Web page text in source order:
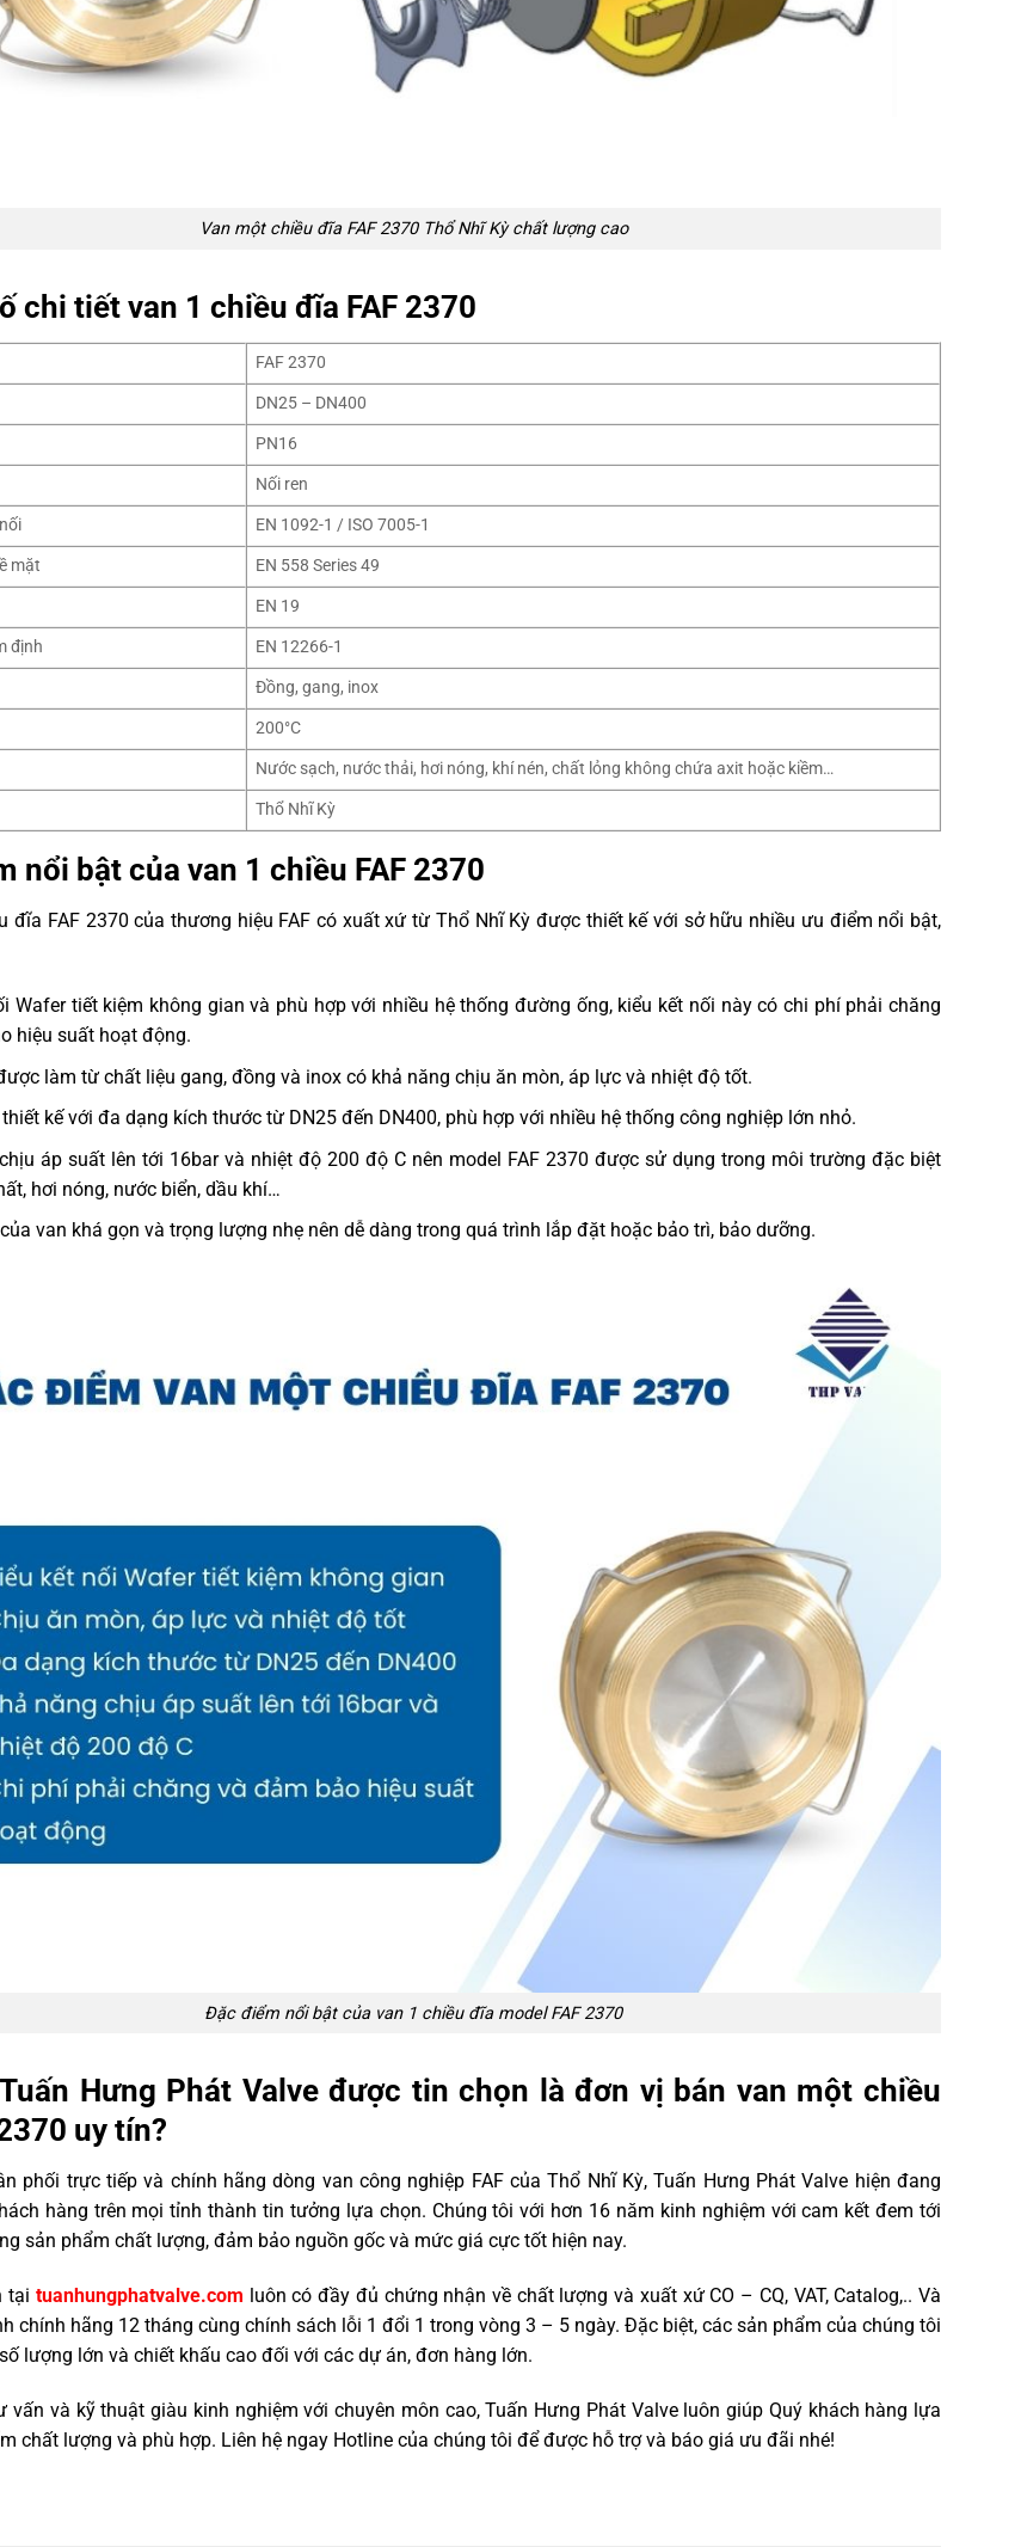
Van một chiều đĩa FAF 2370 Thổ Nhĩ Kỳ chất lượng cao
chi tiết van 1 chiều đĩa FAF 2370
FAF 2370
DN25 – DN400
PN16
Nối ren
EN 1092-1 / ISO 7005-1
mặt
EN 558 Series 49
EN 19
định
EN 12266-1
Đồng, gang, inox
200°C
Nước sạch, nước thải, hơi nóng, khí nén, chất lỏng không chứa axit hoặc kiềm…
Thổ Nhĩ Kỳ
nổi bật của van 1 chiều FAF 2370
đĩa FAF 2370 của thương hiệu FAF có xuất xứ từ Thổ Nhĩ Kỳ được thiết kế với sở hữu nhiều ưu điểm nổi bật,
Wafer tiết kiệm không gian và phù hợp với nhiều hệ thống đường ống, kiểu kết nối này có chi phí phải chăng
hiệu suất hoạt động.
làm từ chất liệu gang, đồng và inox có khả năng chịu ăn mòn, áp lực và nhiệt độ tốt.
kế với đa dạng kích thước từ DN25 đến DN400, phù hợp với nhiều hệ thống công nghiệp lớn nhỏ.
áp suất lên tới 16bar và nhiệt độ 200 độ C nên model FAF 2370 được sử dụng trong môi trường đặc biệt
hơi nóng, nước biển, dầu khí…
van khá gọn và trọng lượng nhẹ nên dễ dàng trong quá trình lắp đặt hoặc bảo trì, bảo dưỡng.
Đặc điểm nổi bật của van 1 chiều đĩa model FAF 2370
Hưng Phát Valve được tin chọn là đơn vị bán van một chiều
uy tín?
phối trực tiếp và chính hãng dòng van công nghiệp FAF của Thổ Nhĩ Kỳ, Tuấn Hưng Phát Valve hiện đang
hàng trên mọi tỉnh thành tin tưởng lựa chọn. Chúng tôi với hơn 16 năm kinh nghiệm với cam kết đem tới
sản phẩm chất lượng, đảm bảo nguồn gốc và mức giá cực tốt hiện nay.
tại tuanhungphatvalve.com luôn có đầy đủ chứng nhận về chất lượng và xuất xứ CO – CQ, VAT, Catalog,.. Và
chính hãng 12 tháng cùng chính sách lỗi 1 đổi 1 trong vòng 3 – 5 ngày. Đặc biệt, các sản phẩm của chúng tôi
lượng lớn và chiết khấu cao đối với các dự án, đơn hàng lớn.
vấn và kỹ thuật giàu kinh nghiệm với chuyên môn cao, Tuấn Hưng Phát Valve luôn giúp Quý khách hàng lựa
chất lượng và phù hợp. Liên hệ ngay Hotline của chúng tôi để được hỗ trợ và báo giá ưu đãi nhé!